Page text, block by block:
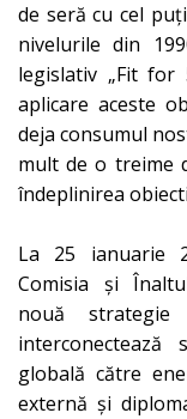
de seră cu cel
nivelurile din
legislativ „Fit for
aplicare aceste
deja consumul
mult de o treime
îndeplinirea
La 25 ianuarie
Comisia și
nouăstrategie
interconectează
globală către
externă și